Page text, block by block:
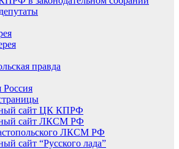
правда
Россия
сайт ЦК КПРФ
сайт ЛКСМ РФ
ЛКСМ РФ
сайт “Русского лада”